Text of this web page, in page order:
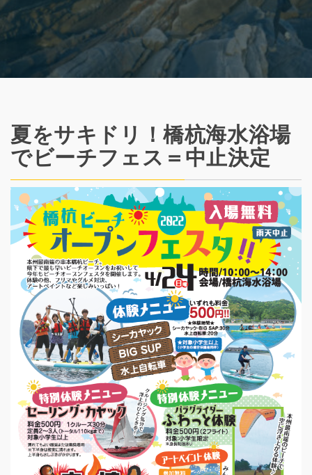
夏をサキドリ！橋杭海水浴場
でビーチフェス＝中止決定